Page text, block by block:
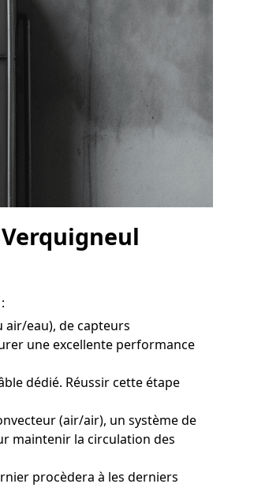
eau), de capteurs
une excellente performance
dédié. Réussir cette étape
(air/air), un système de
maintenir la circulation des
procèdera à les derniers